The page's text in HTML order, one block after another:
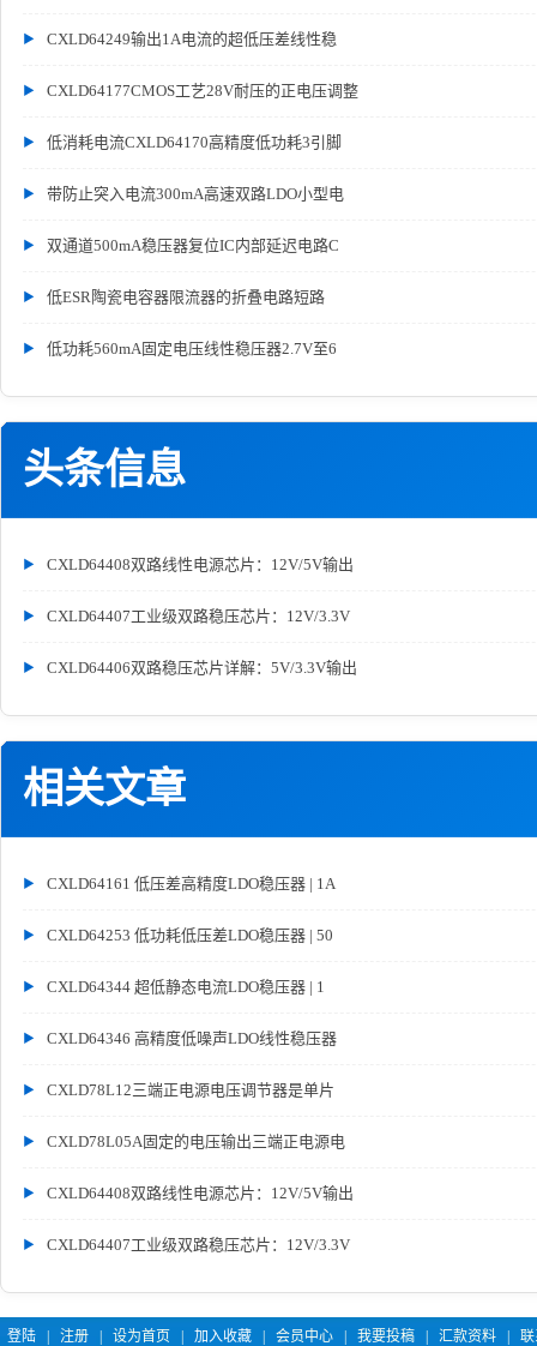
CXLD64249输出1A电流的超低压差线性稳
CXLD64177CMOS工艺28V耐压的正电压调整
低消耗电流CXLD64170高精度低功耗3引脚
带防止突入电流300mA高速双路LDO小型电
双通道500mA稳压器复位IC内部延迟电路C
低ESR陶瓷电容器限流器的折叠电路短路
低功耗560mA固定电压线性稳压器2.7V至6
头条信息
CXLD64408双路线性电源芯片：12V/5V输出
CXLD64407工业级双路稳压芯片：12V/3.3V
CXLD64406双路稳压芯片详解：5V/3.3V输出
相关文章
CXLD64161 低压差高精度LDO稳压器 | 1A
CXLD64253 低功耗低压差LDO稳压器 | 50
CXLD64344 超低静态电流LDO稳压器 | 1
CXLD64346 高精度低噪声LDO线性稳压器
CXLD78L12三端正电源电压调节器是单片
CXLD78L05A固定的电压输出三端正电源电
CXLD64408双路线性电源芯片：12V/5V输出
CXLD64407工业级双路稳压芯片：12V/3.3V
登陆 注册 设为首页 加入收藏 会员中心 我要投稿 汇款资料